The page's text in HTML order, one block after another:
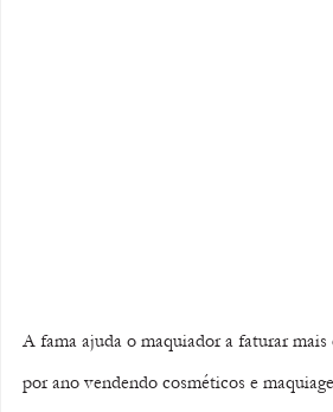
A fama ajuda o maquiador a faturar mais
por ano vendendo cosméticos e